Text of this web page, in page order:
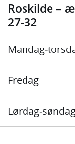
Roskilde –
27-32
Mandag-
Fredag
Lørdag-søndag